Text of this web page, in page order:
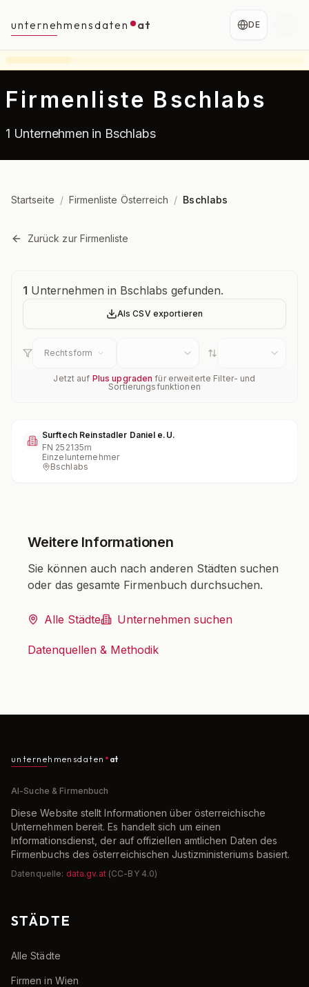
unternehmensdaten at DE
Firmenliste Bschlabs
1 Unternehmen in Bschlabs
Startseite / Firmenliste Österreich / Bschlabs
Zurück zur Firmenliste
Unternehmensübersicht
1 Unternehmen in Bschlabs gefunden.
Als CSV exportieren
Rechtsform
Jetzt auf Plus upgraden für erweiterte Filter- und
Sortierungsfunktionen
Surftech Reinstadler Daniel e.U.
FN 252135m
Einzelunternehmer
Bschlabs
Weitere Informationen
Sie können auch nach anderen Städten suchen
oder das gesamte Firmenbuch durchsuchen.
Alle Städte Unternehmen suchen
Datenquellen & Methodik
unternehmensdaten at
AI-Suche & Firmenbuch
Diese Website stellt Informationen über österreichische
Unternehmen bereit. Es handelt sich um einen
Informationsdienst, der auf offiziellen amtlichen Daten des
Firmenbuchs des österreichischen Justizministeriums basiert.
Datenquelle: data.gv.at (CC-BY 4.0)
STÄDTE
Alle Städte
Firmen in Wien